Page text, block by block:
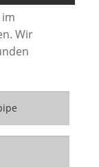
Wir